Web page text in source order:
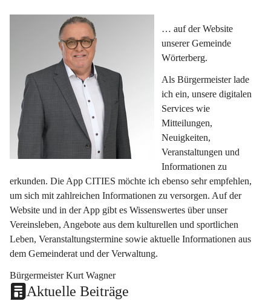
… auf der Website
unserer Gemeinde
Wörterberg.
Als Bürgermeister lade
ich ein, unsere digitalen
Services wie
Mitteilungen,
Neuigkeiten,
Veranstaltungen und
Informationen zu
erkunden. Die App CITIES möchte ich ebenso sehr empfehlen,
um sich mit zahlreichen Informationen zu versorgen. Auf der
Website und in der App gibt es Wissenswertes über unser
Vereinsleben, Angebote aus dem kulturellen und sportlichen
Leben, Veranstaltungstermine sowie aktuelle Informationen aus
dem Gemeinderat und der Verwaltung.
Bürgermeister Kurt Wagner
Aktuelle Beiträge